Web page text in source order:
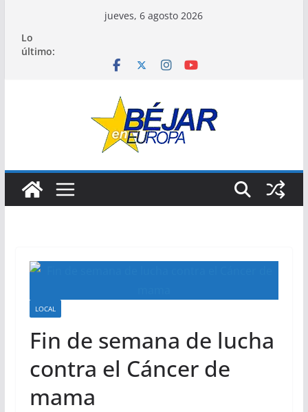
contenido
jueves, 6 agosto 2026
Lo
último:
LOCAL
Fin de semana de lucha
contra el Cáncer de
mama